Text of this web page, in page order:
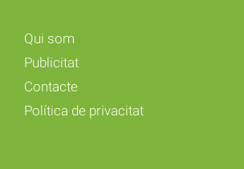
Qui som
Publicitat
Contacte
Política de privacitat